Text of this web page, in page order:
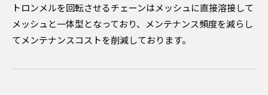
トロンメルを回転させるチェーンはメッシュに直接溶接して
メッシュと一体型となっており、メンテナンス頻度を減らし
てメンテナンスコストを削減しております。